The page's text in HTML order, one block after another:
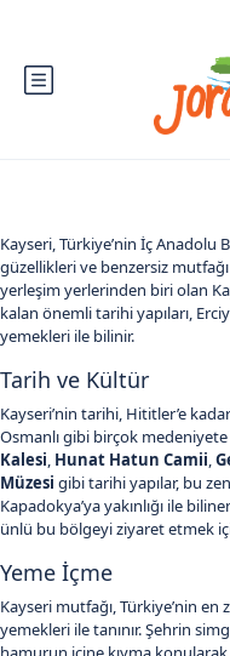
Kayseri, Türkiye’nin İç Anadolu
güzellikleri ve benzersiz
yerleşim yerlerinden biri olan
kalan önemli tarihi yapıları,
yemekleri ile bilinir.
Tarih ve Kültür
Kayseri’nin tarihi, Hititler’e
Osmanlı gibi birçok
Kalesi, Hunat Hatun Camii,
Müzesi gibi tarihi yapılar, bu
Kapadokya’ya yakınlığı ile
ünlü bu bölgeyi ziyaret etmek
Yeme İçme
Kayseri mutfağı, Türkiye’nin
yemekleri ile tanınır. Şehrin